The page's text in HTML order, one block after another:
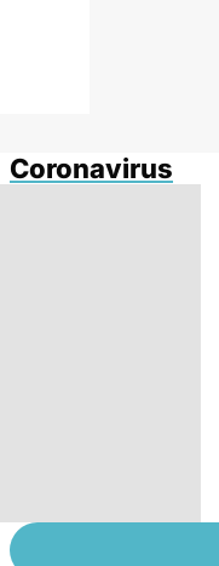
Coronavirus